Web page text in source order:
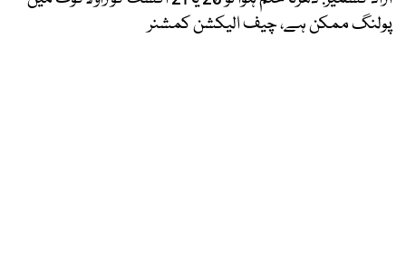
پولنگ ممکن ہے، چیف الیکشن کمشنر